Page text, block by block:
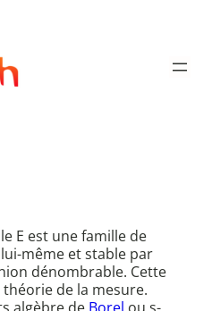
E est une famille de
même et stable par
dénombrable. Cette
de la mesure.